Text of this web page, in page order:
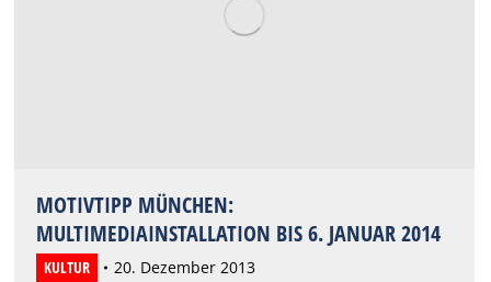
MOTIVTIPP MÜNCHEN:
MULTIMEDIAINSTALLATION BIS 6. JANUAR 2014
KULTUR 20. Dezember 2013